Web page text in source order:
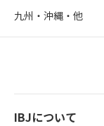
九州・沖縄・他
IBJについて